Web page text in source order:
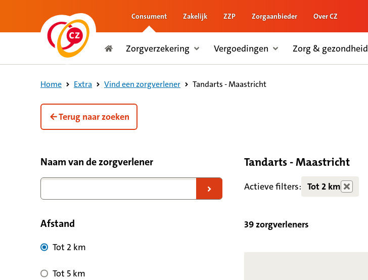
de inhoud
Consument Zakelijk ZZP Zorgaanbieder Over CZ
Consument
Zorgverzekering Vergoedingen Zorg & gezondheid
Home Extra Vind een zorgverlener Tandarts - Maastricht
Terug naar zoeken
Tandarts - Maastricht
Naar zoekresultaten
Filteropties voor zorgverleners
Naam van de zorgverlener
Afstand
Tot 2 km
Tot 5 km
Actieve filters: Tot 2 km
39 zorgverleners